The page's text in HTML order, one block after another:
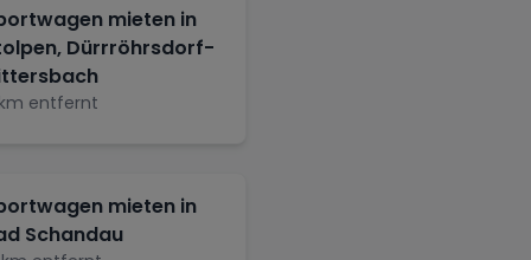
mieten in
Dürrröhrsdorf-
entfernt
mieten in
Schandau